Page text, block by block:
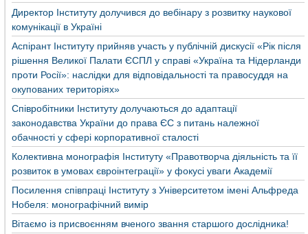
Директор Інституту долучився до вебінару з розвитку наукової
комунікації в Україні
Аспірант Інституту прийняв участь у публічній дискусії «Рік після
рішення Великої Палати ЄСПЛ у справі «Україна та Нідерланди
проти Росії»: наслідки для відповідальності та правосуддя на
окупованих територіях»
Співробітники Інституту долучаються до адаптації
законодавства України до права ЄС з питань належної
обачності у сфері корпоративної сталості
Колективна монографія Інституту «Правотворча діяльність та її
розвиток в умовах євроінтеграції» у фокусі уваги Академії
Посилення співпраці Інституту з Університетом імені Альфреда
Нобеля: монографічний вимір
Вітаємо із присвоєнням вченого звання старшого дослідника!